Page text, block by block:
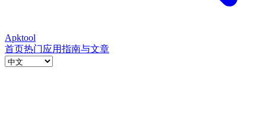
Apktool
首页热门应用指南与文章